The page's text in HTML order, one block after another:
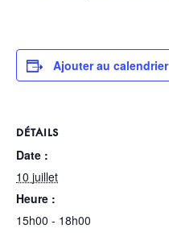
Ajouter au calendrier
DÉTAILS
Date :
10 juillet
Heure :
15h00 - 18h00